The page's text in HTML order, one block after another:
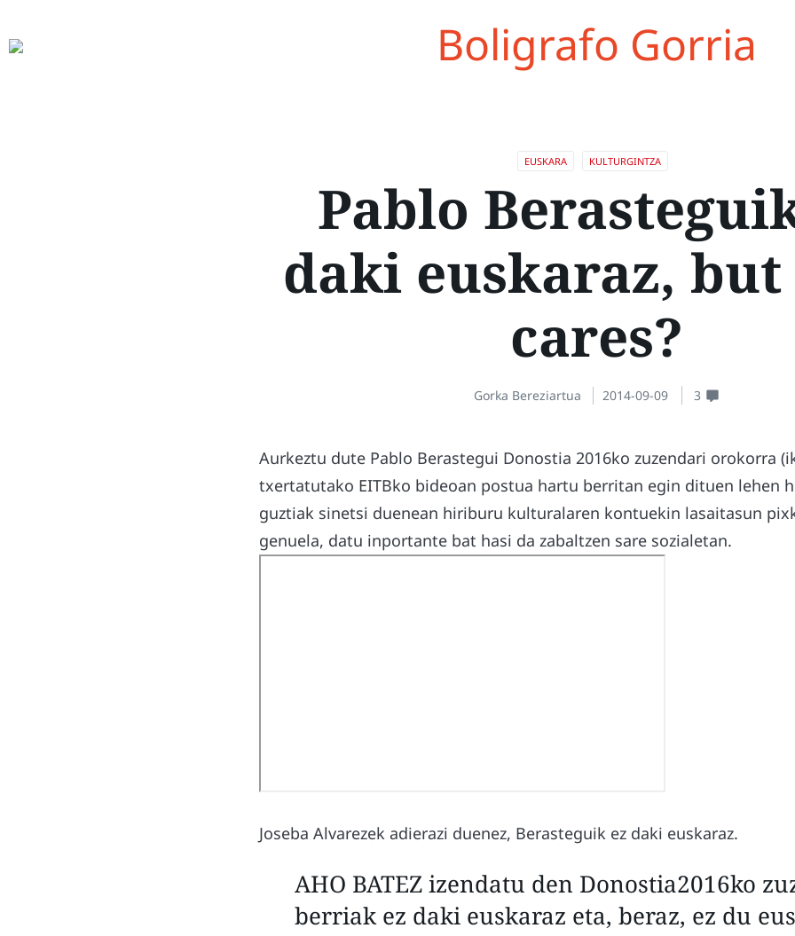
Boligrafo Gorria
EUSKARA KULTURGINTZA
Pablo
daki euskaraz,
cares?
Gorka Bereziartua 2014-09-09 3
Aurkeztu dute Pablo Berastegui Donostia 2016ko zuzendari orokorra
txertatutako EITBko bideoan postua hartu berritan egin dituen lehen
guztiak sinetsi duenean hiriburu kulturalaren kontuekin lasaitasun
genuela, datu inportante bat hasi da zabaltzen sare sozialetan.
Joseba Alvarezek adierazi duenez, Berasteguik ez daki euskaraz.
AHO BATEZ izendatu den Donostia2016ko
berriak ez daki euskaraz eta, beraz, ez du